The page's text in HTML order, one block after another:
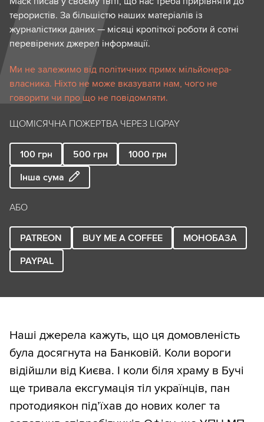
терористів. За більшістю наших матеріалів із
журналістики даних — місяці кропіткої роботи й сотні
перевірених джерел інформації.
Ми не залежимо від політичних примх мільйонера-
власника. Ніхто не може вказувати нам, чого не
говорити чи про що не повідомляти.
ЩОМІСЯЧНА ПОЖЕРТВА ЧЕРЕЗ LIQPAY
100 грн 500 грн 1000 грн
Інша сума
АБО
PATREON BUY ME A COFFEE
МОНОБАЗА
PAYPAL
Наші джерела кажуть, що ця домовленість
була досягнута на Банковій. Коли вороги
відійшли від Києва. І коли біля храму в Бучі
ще тривала ексгумація тіл українців, пан
протодиякон під’їхав до нових колег та